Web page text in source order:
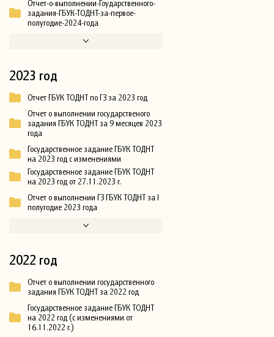
Отчет-о-выполнении-Гоударственного-
задания-ГБУК-ТОДНТ-за-первое-
полугодие-2024-года
2023 год
Отчет ГБУК ТОДНТ по ГЗ за 2023 год
Отчет о выполнении государственого
задания ГБУК ТОДНТ за 9 месяцев 2023
года
Государственное задание ГБУК ТОДНТ
на 2023 год с изменениями
Государственное задание ГБУК ТОДНТ
на 2023 год от 27.11.2023 г.
Отчет о выполнении ГЗ ГБУК ТОДНТ за I
полугодие 2023 года
2022 год
Отчет о выполнении государственного
задания ГБУК ТОДНТ за 2022 год
Государственное задание ГБУК ТОДНТ
на 2022 год (с изменениями от
16.11.2022 г.)